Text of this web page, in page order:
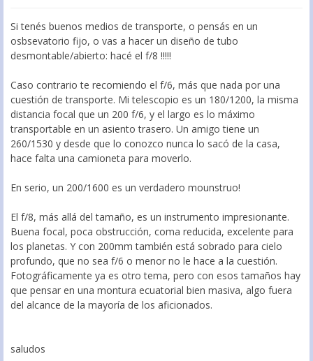
Si tenés buenos medios de transporte, o pensás en un
osbsevatorio fijo, o vas a hacer un diseño de tubo
desmontable/abierto: hacé el f/8 !!!!!
Caso contrario te recomiendo el f/6, más que nada por una
cuestión de transporte. Mi telescopio es un 180/1200, la misma
distancia focal que un 200 f/6, y el largo es lo máximo
transportable en un asiento trasero. Un amigo tiene un
260/1530 y desde que lo conozco nunca lo sacó de la casa,
hace falta una camioneta para moverlo.
En serio, un 200/1600 es un verdadero mounstruo!
El f/8, más allá del tamaño, es un instrumento impresionante.
Buena focal, poca obstrucción, coma reducida, excelente para
los planetas. Y con 200mm también está sobrado para cielo
profundo, que no sea f/6 o menor no le hace a la cuestión.
Fotográficamente ya es otro tema, pero con esos tamaños hay
que pensar en una montura ecuatorial bien masiva, algo fuera
del alcance de la mayoría de los aficionados.
saludos